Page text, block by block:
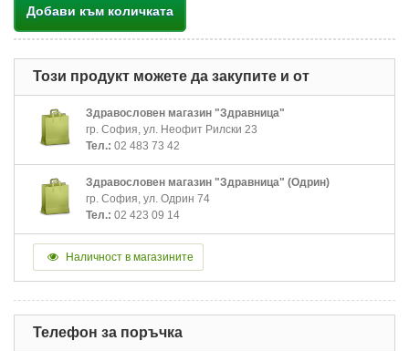
Добави към количката
Този продукт можете да закупите и от
Здравословен магазин "Здравница"
гр. София, ул. Неофит Рилски 23
Тел.: 02 483 73 42
Здравословен магазин "Здравница" (Одрин)
гр. София, ул. Одрин 74
Тел.: 02 423 09 14
Наличност в магазините
Телефон за поръчка